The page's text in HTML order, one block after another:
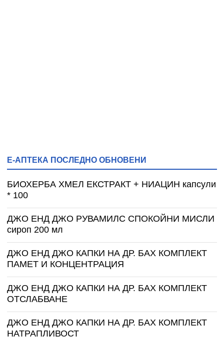
Е-АПТЕКА ПОСЛЕДНО ОБНОВЕНИ
БИОХЕРБА ХМЕЛ ЕКСТРАКТ + НИАЦИН капсули
* 100
ДЖО ЕНД ДЖО РУВАМИЛС СПОКОЙНИ МИСЛИ
сироп 200 мл
ДЖО ЕНД ДЖО КАПКИ НА ДР. БАХ КОМПЛЕКТ
ПАМЕТ И КОНЦЕНТРАЦИЯ
ДЖО ЕНД ДЖО КАПКИ НА ДР. БАХ КОМПЛЕКТ
ОТСЛАБВАНЕ
ДЖО ЕНД ДЖО КАПКИ НА ДР. БАХ КОМПЛЕКТ
НАТРАПЛИВОСТ